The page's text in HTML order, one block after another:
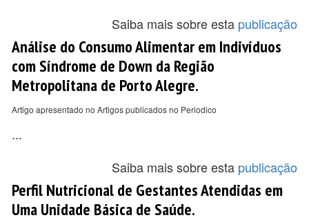
Saiba mais sobre esta publicação
Análise do Consumo Alimentar em Indivíduos
com Síndrome de Down da Região
Metropolitana de Porto Alegre.
Artigo apresentado no Artigos publicados no Periodico
...
Saiba mais sobre esta publicação
Perfil Nutricional de Gestantes Atendidas em
Uma Unidade Básica de Saúde.